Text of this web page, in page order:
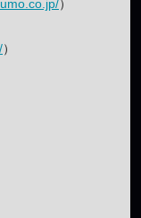
）
）